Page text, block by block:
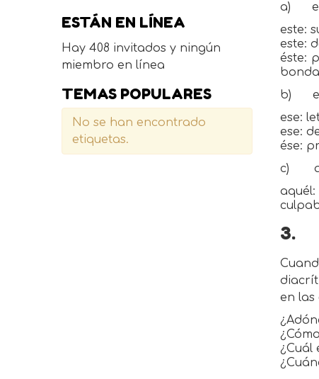
a)
este:
este:
éste:
b)
ese:
ese:
ése:
c)
3.
en las
¿Cuál
ESTÁN EN LÍNEA
Hay 408 invitados y ningún
miembro en línea
TEMAS POPULARES
No se han encontrado
etiquetas.